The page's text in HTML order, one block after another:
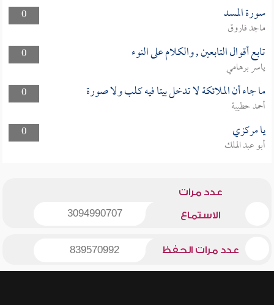
0
سورة المسد
ماجد فاروق
0
تابع أقوال التابعين , والكلام على النوء
ياسر برهامي
0
ما جاء أن الملائكة لا تدخل بيتا فيه كلب ولا صورة
أحمد حطيبة
0
يا مركزي
أبو عبد الملك
عدد مرات
الاستماع 3094990707
عدد مرات الحفظ 839570992